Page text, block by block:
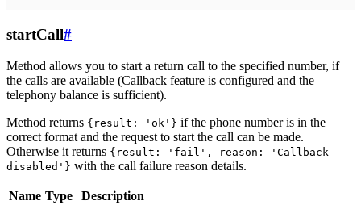
startCall#
Method allows you to start a return call to the specified number, if
the calls are available (Callback feature is configured and the
telephony balance is sufficient).
Method returns {result: 'ok'} if the phone number is in the
correct format and the request to start the call can be made.
Otherwise it returns {result: 'fail', reason: 'Callback
disabled'} with the call failure reason details.
Name Type
Description